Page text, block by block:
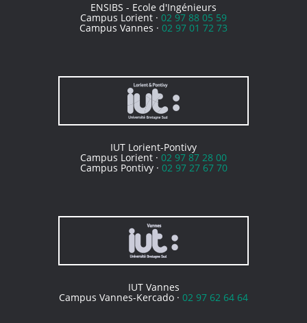
ENSIBS - Ecole d'Ingénieurs
Campus Lorient · 02 97 88 05 59
Campus Vannes · 02 97 01 72 73
IUT Lorient-Pontivy
Campus Lorient · 02 97 87 28 00
Campus Pontivy · 02 97 27 67 70
IUT Vannes
Campus Vannes-Kercado · 02 97 62 64 64